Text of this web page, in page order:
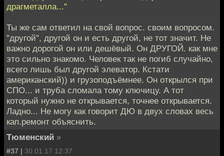
драгметалла..."
Ты же сам ответил на свой вопрос. своим вопросом.
"другой", другой он и есть другой, не тот значит. Не
важно дорогой он или дешёвый. Он ДРУГОЙ. как мне
это сильно знакомо. Человек так не погиб случайно,
всего лишь был другой элеватор. Кстати
американский)) и грузоподъёмнее. Он открылся при
СПО... и труба сломала тому ключицу. А тот
который нужно не открывается, точнее открывается.
Ладно... Не могу как говорит ДЮ в двух словах весь
кап.ремонт объяснить.
Тюменский »
#37 | 30.01.17 12:37